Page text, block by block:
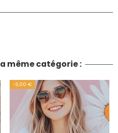
même catégorie :
-3,00 €